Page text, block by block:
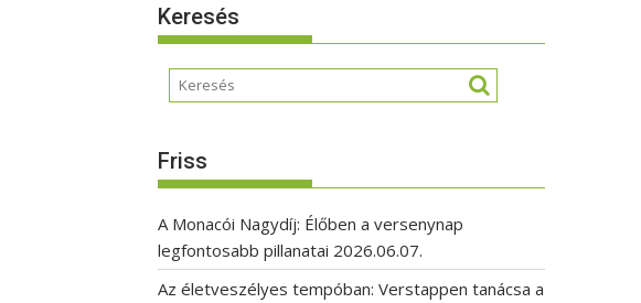
Keresés
Friss
A Monacói Nagydíj: Élőben a versenynap
legfontosabb pillanatai 2026.06.07.
Az életveszélyes tempóban: Verstappen tanácsa a